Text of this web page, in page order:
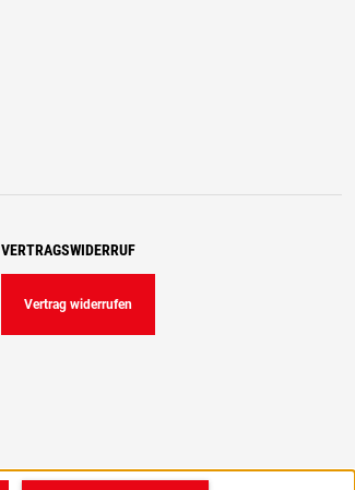
VERTRAGSWIDERRUF
Vertrag widerrufen